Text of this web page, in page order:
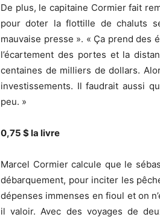
De plus, le capitaine Cormier fait
pour doter la flottille de chaluts
mauvaise presse ». « Ça prend
l’écartement des portes et la
centaines de milliers de dollars.
investissements. Il faudrait aussi
peu. »
0,75 $ la livre
Marcel Cormier calcule que le
débarquement, pour inciter les
dépenses immenses en fioul et on
il valoir. Avec des voyages de